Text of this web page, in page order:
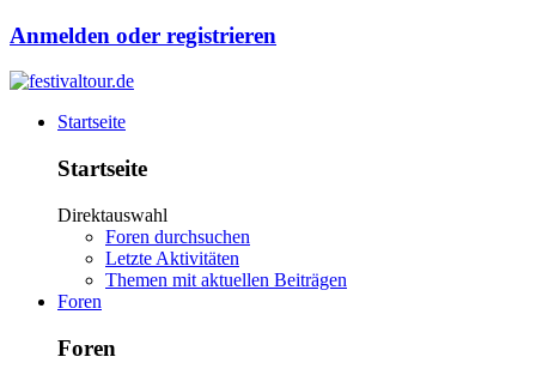
Anmelden oder registrieren
Startseite
Startseite
Direktauswahl
Foren durchsuchen
Letzte Aktivitäten
Themen mit aktuellen Beiträgen
Foren
Foren